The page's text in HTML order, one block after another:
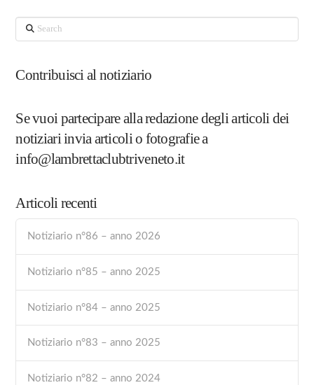
Search
Contribuisci al notiziario
Se vuoi partecipare alla redazione degli articoli dei
notiziari invia articoli o fotografie a
info@lambrettaclubtriveneto.it
Articoli recenti
Notiziario n°86 – anno 2026
Notiziario n°85 – anno 2025
Notiziario n°84 – anno 2025
Notiziario n°83 – anno 2025
Notiziario n°82 – anno 2024